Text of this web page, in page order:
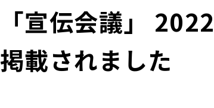
「宣伝会議」
掲載されました